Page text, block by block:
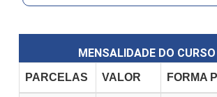
MENSALIDADE DO CURSO
PARCELAS VALOR FORMA